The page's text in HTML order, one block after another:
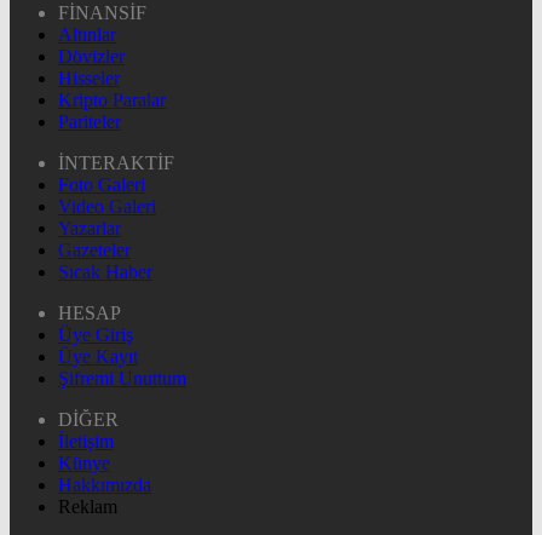
FİNANSİF
Altınlar
Dövizler
Hisseler
Kripto Paralar
Pariteler
İNTERAKTİF
Foto Galeri
Video Galeri
Yazarlar
Gazeteler
Sıcak Haber
HESAP
Üye Giriş
Üye Kayıt
Şifremi Unuttum
DİĞER
İletişim
Künye
Hakkımızda
Reklam